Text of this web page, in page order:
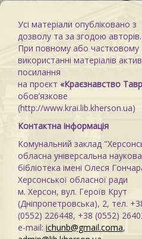
Усі матеріали опубліковано з
дозволу та за згодою авторів.
При повному або частковому
використанні матеріалів
посилання
на проєкт «Краєзнавство
обов’язкове
(http://www.krai.lib.kherson.ua)
Контактна інформація
Комунальний заклад
обласна універсальна наукова
бібліотека імені Олеся
Херсонської обласної ради
м. Херсон, вул. Героїв Крут
(Дніпропетровська), 2, тел.
(0552) 226448, +38 (0552)
e-mail: ichunb@gmail.coma,